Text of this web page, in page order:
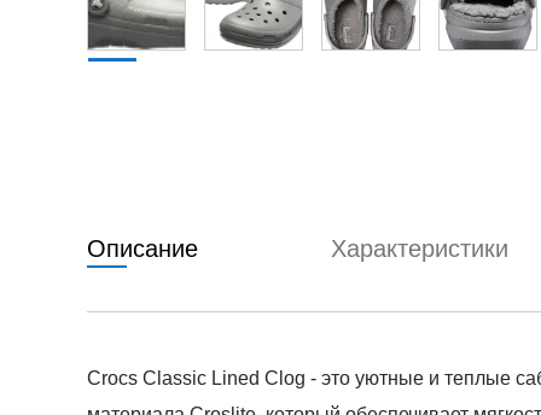
Описание Характеристики
Crocs Classic Lined Clog - это уютные и теплые